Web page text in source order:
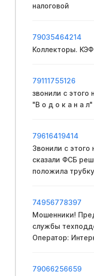
нaлоговой
79035464214
Коллекторы. КЭФ
79111755126
звoнили с этoго
"В о д о к а н а л"
79616419414
Звонили с этого
сказали ФCБ
положила
74956778397
Мошенники!
службы
Оператор:
79066256659